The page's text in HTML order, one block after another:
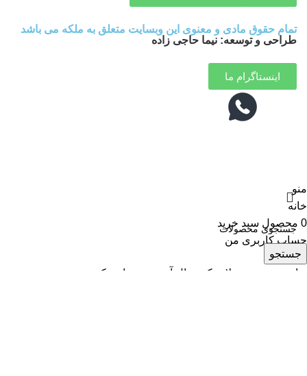
تمام حقوق مادی و معنوی این وبسایت متعلق به ملکه می باشد
طراحی و توسعه: نیما حاجی زاده
اینستاگرام ما
جستجو
برای دیدن محصولات که دنبال آن هستید تایپ کنید.
منو
خانه
0 محصول سبد خرید
حساب کاربری من